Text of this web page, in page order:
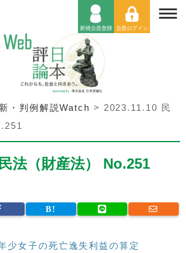
新・判例解説Watch > 2023.11.10 民
法（財産法） No.251
少女子の死亡逸失利益の算定